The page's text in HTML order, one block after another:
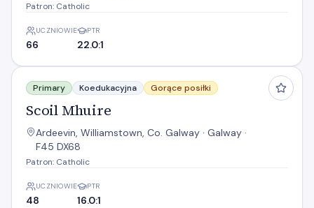
Patron: Catholic
UCZNIOWIE
66
PTR
22.0:1
Scoil Mhuire
Primary Koedukacyjna Gorące posiłki
Scoil Mhuire
Ardeevin, Williamstown, Co. Galway · Galway ·
F45 DX68
Patron: Catholic
UCZNIOWIE
48
PTR
16.0:1